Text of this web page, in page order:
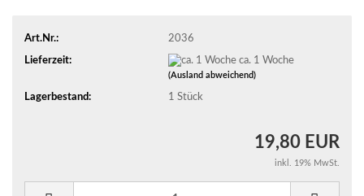
Art.Nr.: 2036
Lieferzeit: ca. 1 Woche
(Ausland abweichend)
Lagerbestand: 1 Stück
19,80 EUR
inkl. 19% MwSt.